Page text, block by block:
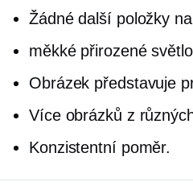
Žádné další položky
měkké přirozené
Obrázek představuje
Více obrázků z
Konzistentní poměr.